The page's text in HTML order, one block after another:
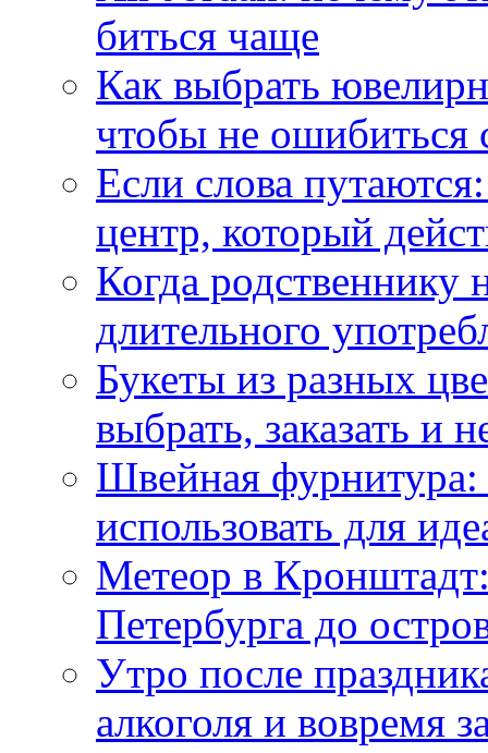
биться чаще
Как выбрать
чтобы не ошибиться
Если слова
центр, который
Когда
длительного
Букеты из разных
выбрать, заказать и
Швейная фурнитура:
использовать для
Метеор в
Петербурга до
Утро после
алкоголя и вовремя